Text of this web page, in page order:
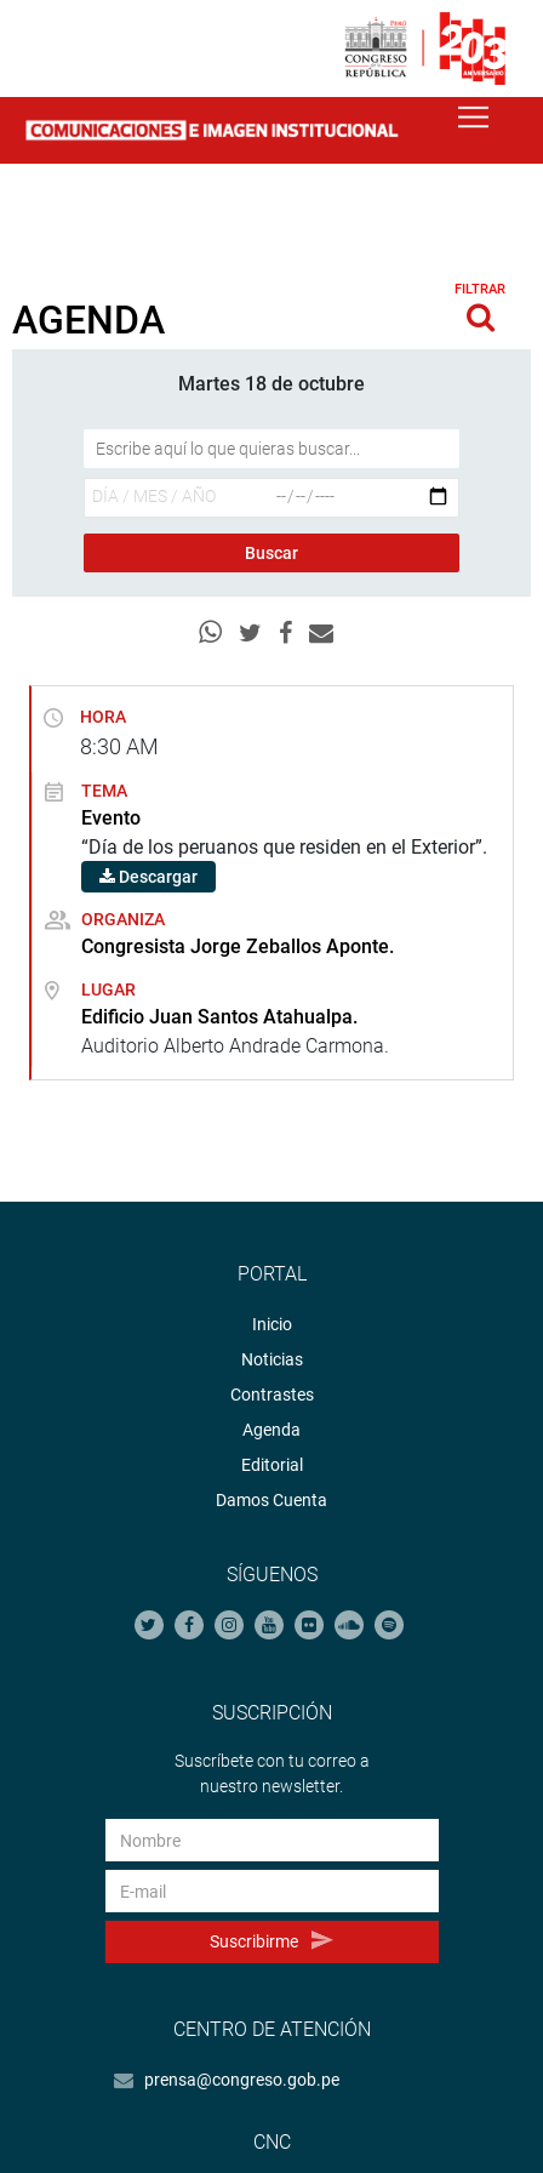
AGENDA
FILTRAR
Martes 18 de octubre
HORA
8:30 AM
TEMA
Evento
“Día de los peruanos que residen en el Exterior”.
Descargar
ORGANIZA
Congresista Jorge Zeballos Aponte.
LUGAR
Edificio Juan Santos Atahualpa.
Auditorio Alberto Andrade Carmona.
PORTAL
Inicio
Noticias
Contrastes
Agenda
Editorial
Damos Cuenta
SÍGUENOS
SUSCRIPCIÓN
Suscríbete con tu correo a
nuestro newsletter.
Suscribirme
CENTRO DE ATENCIÓN
prensa@congreso.gob.pe
CNC